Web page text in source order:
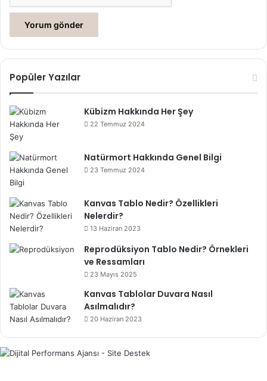
Popüler Yazılar
Kübizm Hakkında Her Şey
22 Temmuz 2024
Natürmort Hakkında Genel Bilgi
23 Temmuz 2024
Kanvas Tablo Nedir? Özellikleri
Nelerdir?
13 Haziran 2023
Reprodüksiyon Tablo Nedir? Örnekleri
ve Ressamları
23 Mayıs 2025
Kanvas Tablolar Duvara Nasıl
Asılmalıdır?
20 Haziran 2023